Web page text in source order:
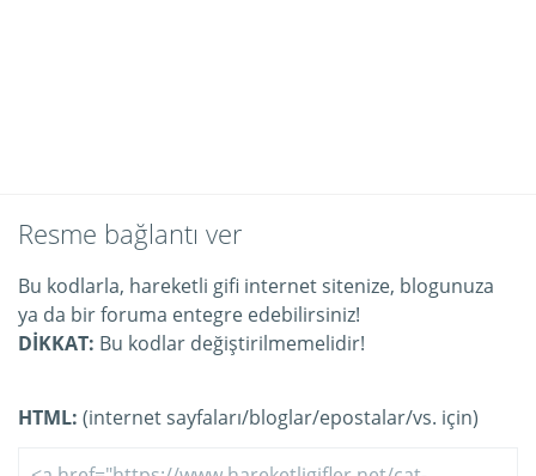
Resme bağlantı ver
Bu kodlarla, hareketli gifi internet sitenize, blogunuza
ya da bir foruma entegre edebilirsiniz!
DİKKAT: Bu kodlar değiştirilmemelidir!
HTML: (internet sayfaları/bloglar/epostalar/vs. için)